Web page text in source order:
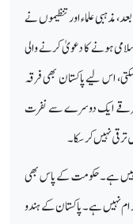
مذہبی علماء اور تنظیموں نے
ہونے کا دعویٰ کرنے والی
اس لیے پاکستان بھی فرقہ
فرقے ایک دوسرے سے نفرت
نہیں کر سکا۔
نہیں ہے۔ حکومت کے پاس بھی
نہیں ہے۔ پاکستان کے ہندو